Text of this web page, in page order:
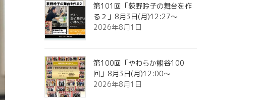
第101回「荻野吟子の舞台を作
る２」8月3日(月)12:27～
2026年8月1日
第100回「やわらか熊谷100
回」8月3日(月)12:00～
2026年8月1日